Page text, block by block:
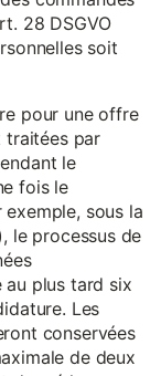
28 DSGVO
soit
pour une offre
traitées par
le
fois le
sous la
le processus de
au plus tard six
Les
conservées
de deux